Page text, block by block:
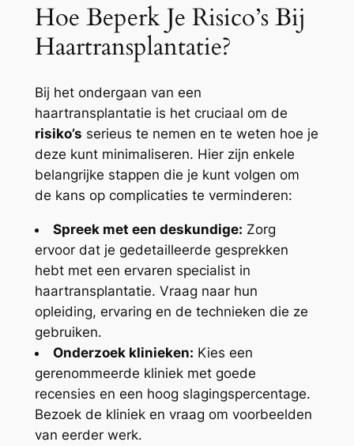
Hoe Beperk Je Risico’s Bij
Haartransplantatie?
Bij het ondergaan van een
haartransplantatie is het cruciaal om de
risiko’s serieus te nemen en te weten hoe je
deze kunt minimaliseren. Hier zijn enkele
belangrijke stappen die je kunt volgen om
de kans op complicaties te verminderen:
Spreek met een deskundige: Zorg
ervoor dat je gedetailleerde gesprekken
hebt met een ervaren specialist in
haartransplantatie. Vraag naar hun
opleiding, ervaring en de technieken die ze
gebruiken.
Onderzoek klinieken: Kies een
gerenommeerde kliniek met goede
recensies en een hoog slagingspercentage.
Bezoek de kliniek en vraag om voorbeelden
van eerder werk.